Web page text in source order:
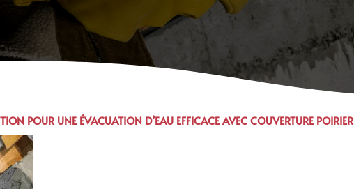
POUR UNE ÉVACUATION D’EAU EFFICACE AVEC COUVERTURE POIRIER